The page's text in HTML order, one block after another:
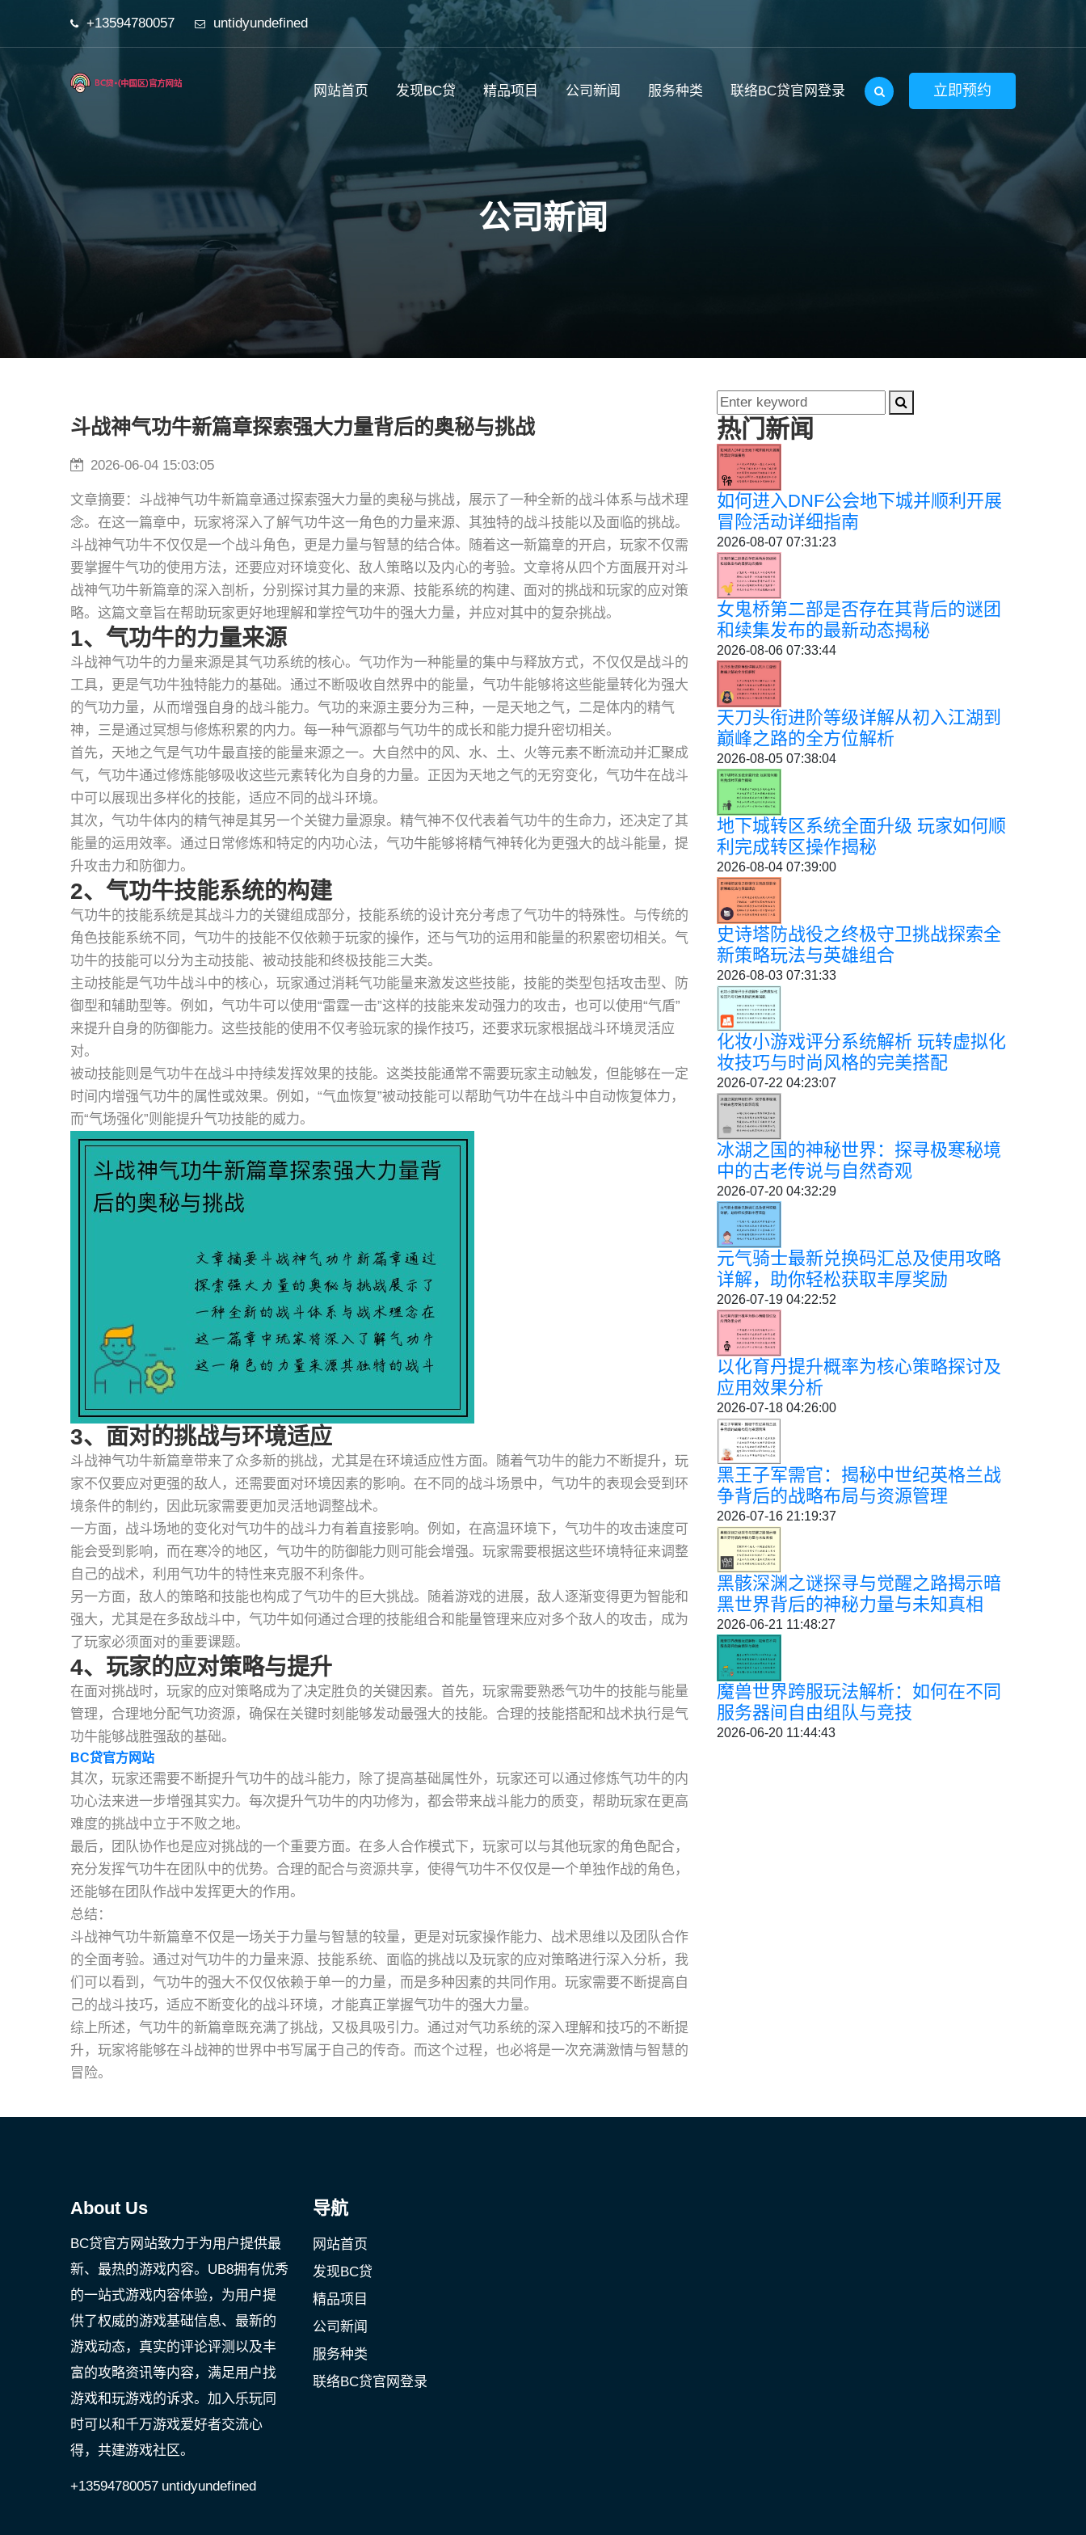
+13594780057 untidyundefined
网站首页 发现BC贷 精品项目 公司新闻 服务种类 联络BC贷官网登录 立即预约
公司新闻
斗战神气功牛新篇章探索强大力量背后的奥秘与挑战
2026-06-04 15:03:05
文章摘要：斗战神气功牛新篇章通过探索强大力量的奥秘与挑战，展示了一种全新的战斗体系与战术理
念。在这一篇章中，玩家将深入了解气功牛这一角色的力量来源、其独特的战斗技能以及面临的挑战。
斗战神气功牛不仅仅是一个战斗角色，更是力量与智慧的结合体。随着这一新篇章的开启，玩家不仅需
要掌握牛气功的使用方法，还要应对环境变化、敌人策略以及内心的考验。文章将从四个方面展开对斗
战神气功牛新篇章的深入剖析，分别探讨其力量的来源、技能系统的构建、面对的挑战和玩家的应对策
略。这篇文章旨在帮助玩家更好地理解和掌控气功牛的强大力量，并应对其中的复杂挑战。
1、气功牛的力量来源
斗战神气功牛的力量来源是其气功系统的核心。气功作为一种能量的集中与释放方式，不仅仅是战斗的
工具，更是气功牛独特能力的基础。通过不断吸收自然界中的能量，气功牛能够将这些能量转化为强大
的气功力量，从而增强自身的战斗能力。气功的来源主要分为三种，一是天地之气，二是体内的精气
神，三是通过冥想与修炼积累的内力。每一种气源都与气功牛的成长和能力提升密切相关。
首先，天地之气是气功牛最直接的能量来源之一。大自然中的风、水、土、火等元素不断流动并汇聚成
气，气功牛通过修炼能够吸收这些元素转化为自身的力量。正因为天地之气的无穷变化，气功牛在战斗
中可以展现出多样化的技能，适应不同的战斗环境。
其次，气功牛体内的精气神是其另一个关键力量源泉。精气神不仅代表着气功牛的生命力，还决定了其
能量的运用效率。通过日常修炼和特定的内功心法，气功牛能够将精气神转化为更强大的战斗能量，提
升攻击力和防御力。
2、气功牛技能系统的构建
气功牛的技能系统是其战斗力的关键组成部分，技能系统的设计充分考虑了气功牛的特殊性。与传统的
角色技能系统不同，气功牛的技能不仅依赖于玩家的操作，还与气功的运用和能量的积累密切相关。气
功牛的技能可以分为主动技能、被动技能和终极技能三大类。
主动技能是气功牛战斗中的核心，玩家通过消耗气功能量来激发这些技能，技能的类型包括攻击型、防
御型和辅助型等。例如，气功牛可以使用“雷霆一击”这样的技能来发动强力的攻击，也可以使用“气盾”
来提升自身的防御能力。这些技能的使用不仅考验玩家的操作技巧，还要求玩家根据战斗环境灵活应
对。
被动技能则是气功牛在战斗中持续发挥效果的技能。这类技能通常不需要玩家主动触发，但能够在一定
时间内增强气功牛的属性或效果。例如，“气血恢复”被动技能可以帮助气功牛在战斗中自动恢复体力，
而“气场强化”则能提升气功技能的威力。
3、面对的挑战与环境适应
斗战神气功牛新篇章带来了众多新的挑战，尤其是在环境适应性方面。随着气功牛的能力不断提升，玩
家不仅要应对更强的敌人，还需要面对环境因素的影响。在不同的战斗场景中，气功牛的表现会受到环
境条件的制约，因此玩家需要更加灵活地调整战术。
一方面，战斗场地的变化对气功牛的战斗力有着直接影响。例如，在高温环境下，气功牛的攻击速度可
能会受到影响，而在寒冷的地区，气功牛的防御能力则可能会增强。玩家需要根据这些环境特征来调整
自己的战术，利用气功牛的特性来克服不利条件。
另一方面，敌人的策略和技能也构成了气功牛的巨大挑战。随着游戏的进展，敌人逐渐变得更为智能和
强大，尤其是在多敌战斗中，气功牛如何通过合理的技能组合和能量管理来应对多个敌人的攻击，成为
了玩家必须面对的重要课题。
4、玩家的应对策略与提升
在面对挑战时，玩家的应对策略成为了决定胜负的关键因素。首先，玩家需要熟悉气功牛的技能与能量
管理，合理地分配气功资源，确保在关键时刻能够发动最强大的技能。合理的技能搭配和战术执行是气
功牛能够战胜强敌的基础。
BC贷官方网站
其次，玩家还需要不断提升气功牛的战斗能力，除了提高基础属性外，玩家还可以通过修炼气功牛的内
功心法来进一步增强其实力。每次提升气功牛的内功修为，都会带来战斗能力的质变，帮助玩家在更高
难度的挑战中立于不败之地。
最后，团队协作也是应对挑战的一个重要方面。在多人合作模式下，玩家可以与其他玩家的角色配合，
充分发挥气功牛在团队中的优势。合理的配合与资源共享，使得气功牛不仅仅是一个单独作战的角色，
还能够在团队作战中发挥更大的作用。
总结：
斗战神气功牛新篇章不仅是一场关于力量与智慧的较量，更是对玩家操作能力、战术思维以及团队合作
的全面考验。通过对气功牛的力量来源、技能系统、面临的挑战以及玩家的应对策略进行深入分析，我
们可以看到，气功牛的强大不仅仅依赖于单一的力量，而是多种因素的共同作用。玩家需要不断提高自
己的战斗技巧，适应不断变化的战斗环境，才能真正掌握气功牛的强大力量。
综上所述，气功牛的新篇章既充满了挑战，又极具吸引力。通过对气功系统的深入理解和技巧的不断提
升，玩家将能够在斗战神的世界中书写属于自己的传奇。而这个过程，也必将是一次充满激情与智慧的
冒险。
热门新闻
如何进入DNF公会地下城并顺利开展
冒险活动详细指南
2026-08-07 07:31:23
女鬼桥第二部是否存在其背后的谜团
和续集发布的最新动态揭秘
2026-08-06 07:33:44
天刀头衔进阶等级详解从初入江湖到
巅峰之路的全方位解析
2026-08-05 07:38:04
地下城转区系统全面升级 玩家如何顺
利完成转区操作揭秘
2026-08-04 07:39:00
史诗塔防战役之终极守卫挑战探索全
新策略玩法与英雄组合
2026-08-03 07:31:33
化妆小游戏评分系统解析 玩转虚拟化
妆技巧与时尚风格的完美搭配
2026-07-22 04:23:07
冰湖之国的神秘世界：探寻极寒秘境
中的古老传说与自然奇观
2026-07-20 04:32:29
元气骑士最新兑换码汇总及使用攻略
详解，助你轻松获取丰厚奖励
2026-07-19 04:22:52
以化育丹提升概率为核心策略探讨及
应用效果分析
2026-07-18 04:26:00
黑王子军需官：揭秘中世纪英格兰战
争背后的战略布局与资源管理
2026-07-16 21:19:37
黑骸深渊之谜探寻与觉醒之路揭示暗
黑世界背后的神秘力量与未知真相
2026-06-21 11:48:27
魔兽世界跨服玩法解析：如何在不同
服务器间自由组队与竞技
2026-06-20 11:44:43
About Us
BC贷官方网站致力于为用户提供最
新、最热的游戏内容。UB8拥有优秀
的一站式游戏内容体验，为用户提
供了权威的游戏基础信息、最新的
游戏动态，真实的评论评测以及丰
富的攻略资讯等内容，满足用户找
游戏和玩游戏的诉求。加入乐玩同
时可以和千万游戏爱好者交流心
得，共建游戏社区。
+13594780057 untidyundefined
导航
网站首页
发现BC贷
精品项目
公司新闻
服务种类
联络BC贷官网登录